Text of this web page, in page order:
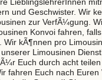
LieblingslehrerInnen
und Geschwister. Wir
zur VerfÃ¼gung.
Konvoi fahren,
Wir kÃ¶nnen pro
Limousinen
Euch durch acht
fahren Euch nach